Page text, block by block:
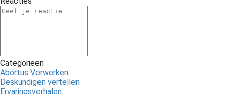
Categorieën
Abortus Verwerken
Deskundigen vertellen
Ervaringsverhalen